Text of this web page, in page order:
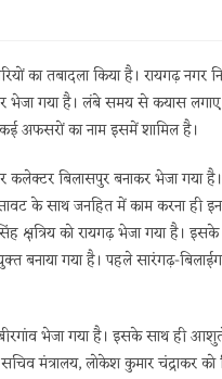
का तबादला किया है। रायगढ़
भेजा गया है। लंबे समय से कयास
अफसरों का नाम इसमें शामिल है।
कलेक्टर बिलासपुर बनाकर भेजा गया
के साथ जनहित में काम करना ही
को रायगढ़ भेजा गया है।
गया है। पहले सारंगढ़-
भेजा गया है। इसके साथ ही
सचिव मंत्रालय, लोकेश कुमार चंद्राकर